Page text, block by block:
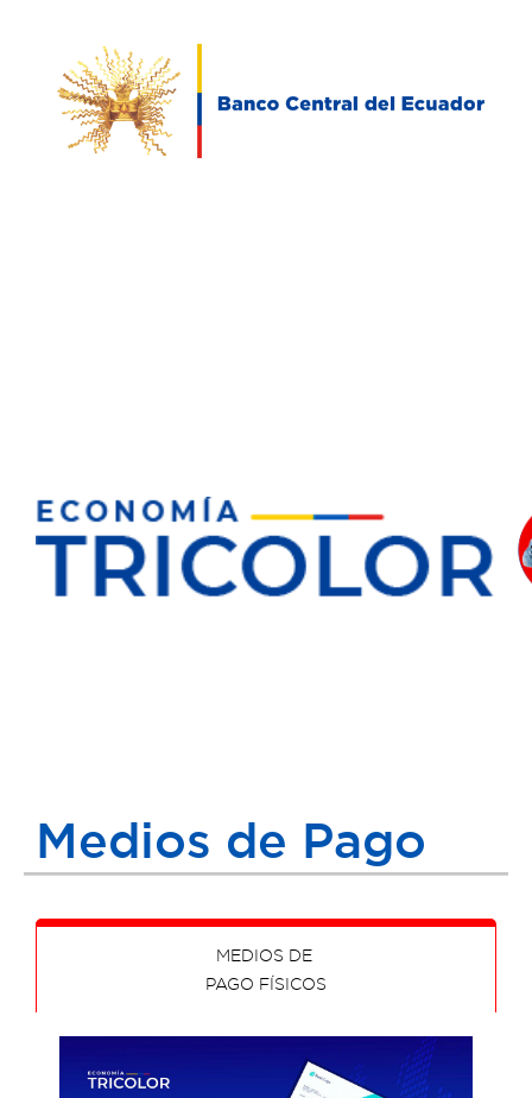
Medios de Pago
MEDIOS DE
PAGO FÍSICOS